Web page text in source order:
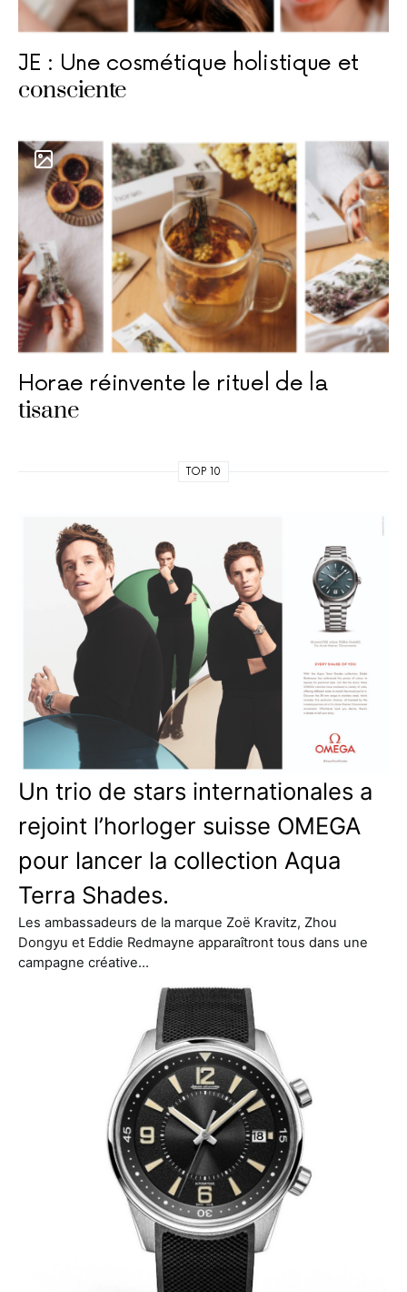
JE : Une cosmétique holistique et
consciente
Horae réinvente le rituel de la
tisane
TOP 10
Un trio de stars internationales a
rejoint l’horloger suisse OMEGA
pour lancer la collection Aqua
Terra Shades.
Les ambassadeurs de la marque Zoë Kravitz, Zhou
Dongyu et Eddie Redmayne apparaîtront tous dans une
campagne créative…